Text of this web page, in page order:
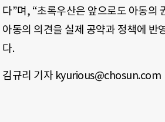
다”며, “초록우산은 앞으로도 아동의
아동의 의견을 실제 공약과 정책에 반
다.
김규리 기자 kyurious@chosun.com